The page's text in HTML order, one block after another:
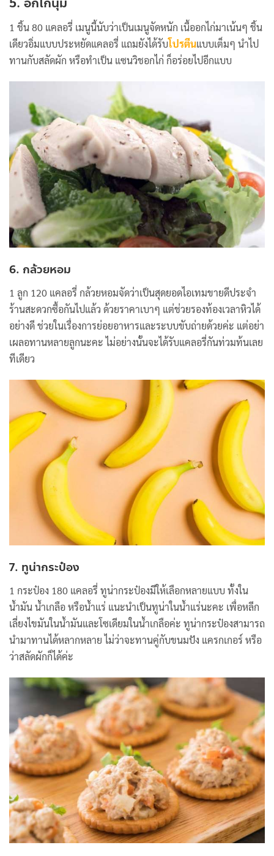
1 ชิ้น 80 แคลอรี่ เมนูนี้นับว่าเป็นเมนูจัดหนัก เนื้ออกไก่มาเน้นๆ ชิ้น
เดียวอิ่มแบบประหยัดแคลอรี่ แถมยังได้รับโปรตีนแบบเต็มๆ นำไป
ทานกับสลัดผัก หรือทำเป็น แซนวิชอกไก่ ก็อร่อยไปอีกแบบ
6. กล้วยหอม
1 ลูก 120 แคลอรี่ กล้วยหอมจัดว่าเป็นสุดยอดไอเทมขายดีประจำ
ร้านสะดวกซื้อกันไปแล้ว ด้วยราคาเบาๆ แต่ช่วยรองท้องเวลาหิวได้
อย่างดี ช่วยในเรื่องการย่อยอาหารและระบบขับถ่ายด้วยค่ะ แต่อย่า
เผลอทานหลายลูกนะคะ ไม่อย่างนั้นจะได้รับแคลอรี่กันท่วมท้นเลย
ทีเดียว
7. ทูน่ากระป๋อง
1 กระป๋อง 180 แคลอรี่ ทูน่ากระป๋องมีให้เลือกหลายแบบ ทั้งใน
น้ำมัน น้ำเกลือ หรือน้ำแร่ แนะนำเป็นทูน่าในน้ำแร่นะคะ เพื่อหลีก
เลี่ยงไขมันในน้ำมันและโซเดียมในน้ำเกลือค่ะ ทูน่ากระป๋องสามารถ
นำมาทานได้หลากหลาย ไม่ว่าจะทานคู่กับขนมปัง แครกเกอร์ หรือ
ว่าสลัดผักก็ได้ค่ะ